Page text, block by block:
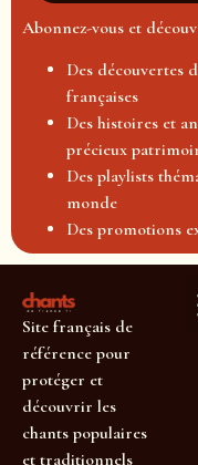
Abonnez-vous et
Des découvertes
françaises
Des histoires et
précieux
Des playlists
monde
Des promotions
Site français de
référence pour
protéger et
découvrir les
chants populaires
et traditionnels